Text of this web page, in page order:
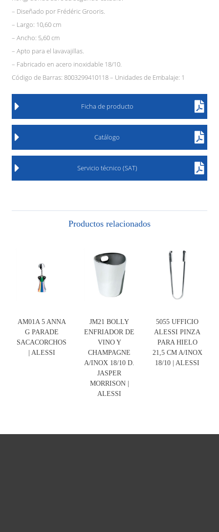
– Diseñado por Frédéric Grooris.
– Largo: 10,60 cm
– Ancho: 5,60 cm
– Apto para el lavavajillas.
– Fabricado en acero inoxidable 18/10.
Código de Barras: 8003299410118 – Unidades de Embalaje: 1
Ficha de producto
Catálogo
Servicio técnico (SAT)
Productos relacionados
AM01A 5 ANNA
G PARADE
SACACORCHOS
| ALESSI
JM21 BOLLY
ENFRIADOR DE
VINO Y
CHAMPAGNE
A/INOX 18/10 D.
JASPER
MORRISON |
ALESSI
5055 UFFICIO
ALESSI PINZA
PARA HIELO
21,5 CM A/INOX
18/10 | ALESSI